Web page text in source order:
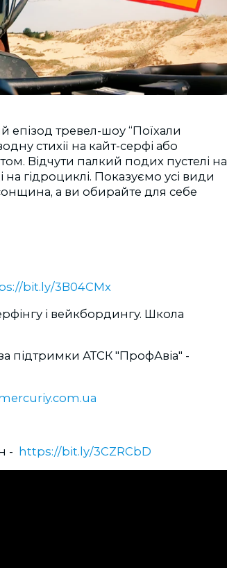
тревел-шоу “Поїхали
стихії на кайт-серфі або
Відчути палкий подих пустелі на
на гідроциклі. Показуємо усі види
а ви обирайте для себе
bit.ly/3B04CMx
і вейкбордингу. Школа
підтримки АТСК "ПрофАвіа" -
- https://bit.ly/3CZRCbD